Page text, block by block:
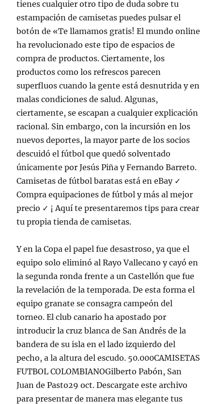
tienes cualquier otro tipo de duda sobre tu
estampación de camisetas puedes pulsar el
botón de «Te llamamos gratis! El mundo online
ha revolucionado este tipo de espacios de
compra de productos. Ciertamente, los
productos como los refrescos parecen
superfluos cuando la gente está desnutrida y en
malas condiciones de salud. Algunas,
ciertamente, se escapan a cualquier explicación
racional. Sin embargo, con la incursión en los
nuevos deportes, la mayor parte de los socios
descuidó el fútbol que quedó solventado
únicamente por Jesús Piña y Fernando Barreto.
Camisetas de fútbol baratas está en eBay ✓
Compra equipaciones de fútbol y más al mejor
precio ✓ ¡ Aquí te presentaremos tips para crear
tu propia tienda de camisetas.
Y en la Copa el papel fue desastroso, ya que el
equipo solo eliminó al Rayo Vallecano y cayó en
la segunda ronda frente a un Castellón que fue
la revelación de la temporada. De esta forma el
equipo granate se consagra campeón del
torneo. El club canario ha apostado por
introducir la cruz blanca de San Andrés de la
bandera de su isla en el lado izquierdo del
pecho, a la altura del escudo. 50.000CAMISETAS
FUTBOL COLOMBIANOGilberto Pabón, San
Juan de Pasto29 oct. Descargate este archivo
para presentar de manera mas elegante tus